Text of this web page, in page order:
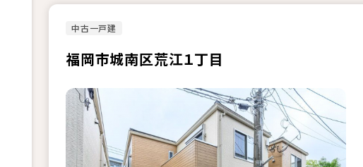
中古一戸建
福岡市城南区荒江１丁目